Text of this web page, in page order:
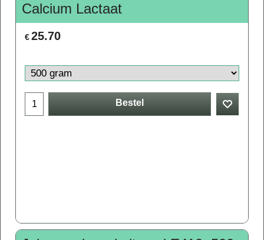
Calcium Lactaat
€25.70
Bestel